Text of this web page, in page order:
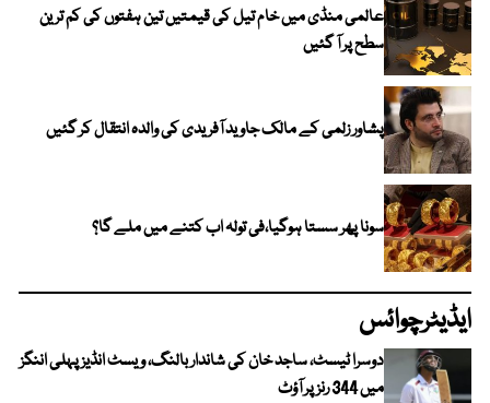
عالمی منڈی میں خام تیل کی قیمتیں تین ہفتوں کی کم ترین
سطح پر آ گئیں
پشاور زلمی کے مالک جاوید آفریدی کی والدہ انتقال کر گئیں
سونا پھر سستا ہوگیا،فی تولہ اب کتنے میں ملے گا؟
ایڈیٹرچوائس
دوسرا ٹیسٹ، ساجد خان کی شاندار بالنگ، ویسٹ انڈیز پہلی اننگز
میں 344 رنز پر آؤٹ